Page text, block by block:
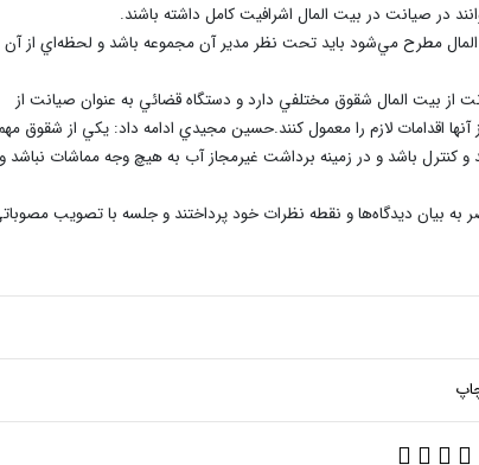
در صيانت در بيت المال اشرافيت کامل داشته باشند.
المال مطرح مي‌شود بايد تحت نظر مدير آن مجموعه باشد و لحظه‌اي از آن
بيت المال شقوق مختلفي دارد و دستگاه قضائي به عنوان صيانت از
اقدامات لازم را معمول کنند.حسين مجيدي ادامه داد: يکي از شقوق
باشد و در زمينه برداشت غيرمجاز آب به هيچ وجه مماشات نباشد
به بيان ديدگاه‌ها و نقطه نظرات خود پرداختند و جلسه با تصويب